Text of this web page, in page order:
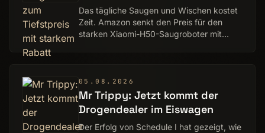
Das tägliche Saugen und Wischen kostet
Zeit. Amazon senkt den Preis für den
starken Xiaomi-H50-Saugroboter mit
05.08.2026
Mr Trippy: Jetzt kommt der
Drogendealer im Eiswagen
Der Erfolg von Schedule I hat gezeigt, wie